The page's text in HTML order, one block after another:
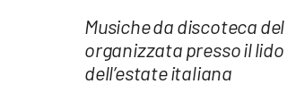
Musiche da discoteca
organizzata presso il
dell’estate italiana